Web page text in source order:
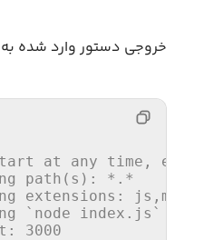
خروجی دستور وارد شده
at any time,
path(s): *.*
extensions:
`node index.js`
3000